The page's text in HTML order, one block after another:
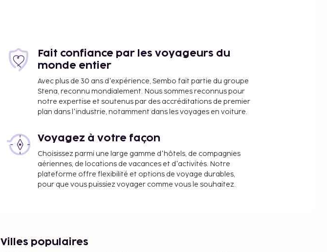
Fait confiance par les voyageurs du
monde entier
Avec plus de 30 ans d'expérience, Sembo fait partie du groupe
Stena, reconnu mondialement. Nous sommes reconnus pour
notre expertise et soutenus par des accréditations de premier
plan dans l'industrie, notamment dans les voyages en voiture.
Voyagez à votre façon
Choisissez parmi une large gamme d'hôtels, de compagnies
aériennes, de locations de vacances et d'activités. Notre
plateforme offre flexibilité et options de voyage durables,
pour que vous puissiez voyager comme vous le souhaitez.
Villes populaires